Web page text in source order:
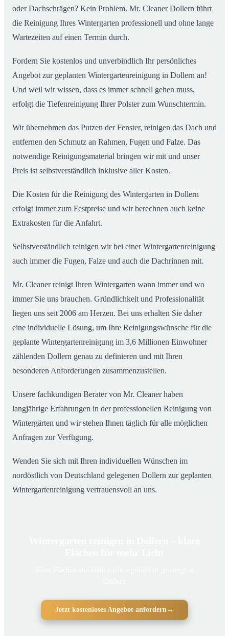
oder Dachschrägen? Kein Problem. Mr. Cleaner Dollern führt
die Reinigung Ihres Wintergarten professionell und ohne lange
Wartezeiten auf einen Termin durch.
Fordern Sie kostenlos und unverbindlich Ihr persönliches
Angebot zur geplanten Wintergartenreinigung in Dollern an!
Und weil wir wissen, dass es immer schnell gehen muss,
erfolgt die Tiefenreinigung Ihrer Polster zum Wunschtermin.
Wir übernehmen das Putzen der Fenster, reinigen das Dach und
entfernen den Schmutz an Rahmen, Fugen und Falze. Das
notwendige Reinigungsmaterial bringen wir mit und unser
Preis ist selbstverständlich inklusive aller Kosten.
Die Kosten für die Reinigung des Wintergarten in Dollern
erfolgt immer zum Festpreise und wir berechnen auch keine
Extrakosten für die Anfahrt.
Selbstverständlich reinigen wir bei einer Wintergartenreinigung
auch immer die Fugen, Falze und auch die Dachrinnen mit.
Mr. Cleaner reinigt Ihren Wintergarten wann immer und wo
immer Sie uns brauchen. Gründlichkeit und Professionalität
liegen uns seit 2006 am Herzen. Bei uns erhalten Sie daher
eine individuelle Lösung, um Ihre Reinigungswünsche für die
geplante Wintergartenreinigung im 3,6 Millionen Einwohner
zählenden Dollern genau zu definieren und mit Ihren
besonderen Anforderungen zusammenzustellen.
Unsere fachkundigen Berater von Mr. Cleaner haben
langjährige Erfahrungen in der professionellen Reinigung von
Wintergärten und wir stehen Ihnen täglich für alle möglichen
Anfragen zur Verfügung.
Wenden Sie sich mit Ihren individuellen Wünschen im
nordöstlich von Deutschland gelegenen Dollern zur geplanten
Wintergartenreinigung vertrauensvoll an uns.
Jetzt kostenloses Angebot anfordern→